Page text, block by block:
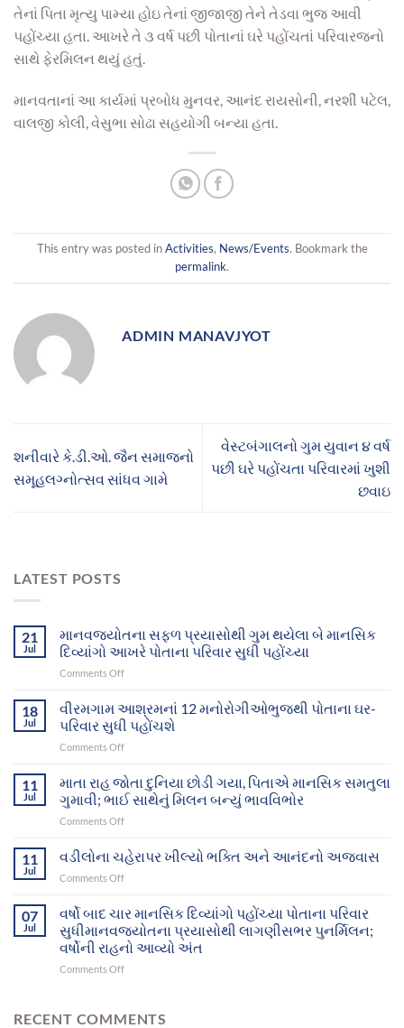
તેનાં પિતા મૃત્યુ પામ્યા હોઇ તેનાં જીજાજી તેને તેડવા ભુજ આવી
પહોંચ્યા હતા. આખરે તે ૩ વર્ષ પછી પોતાનાં ઘરે પહોંચતાં પરિવારજનો
સાથે ફેરમિલન થયું હતું.
માનવતાનાં આ કાર્યમાં પ્રબોધ મુનવર, આનંદ રાયસોની, નરશીં પટેલ,
વાલજી કોલી, વેસુભા સોઢા સહયોગી બન્યા હતા.
This entry was posted inActivities, News/Events. Bookmark the
permalink.
ADMIN MANAVJYOT
શનીવારે કે.ડી.ઓ. જૈન સમાજનો
સમૂહલગ્નોત્સવ સાંધવ ગામે
વેસ્ટબંગાલનો ગુમ યુવાન ૪ વર્ષ
પછી ઘરે પહોંચતા પરિવારમાં ખુશી
છવાઇ
LATEST POSTS
21
Jul
માનવજ્યોતના સફળ પ્રયાસોથી ગુમ થયેલા બે માનસિક
દિવ્યાંગો આખરે પોતાના પરિવાર સુધી પહોંચ્યા
Comments Offon
પ્રયાસોથી
ગુમ
થયેલા
માનસિક
દિવ્યાંગો
સુધી
18
Jul
વીરમગામ આશ્રમનાં 12 મનોરોગીઓભુજથી પોતાના ઘર-
પરિવાર સુધી પહોંચશે
Comments Offon
આશ્રમનાં
12
મનોરોગીઓભુજથી
પોતાના
પરિવાર
સુધી
11
Jul
માતા રાહ જોતા દુનિયા છોડી ગયા, પિતાએ માનસિક સમતુલા
ગુમાવી; ભાઈ સાથેનું મિલન બન્યું ભાવવિભોર
Comments Offon
રાહ
જોતા
દુનિયા
ગયા,
પિતાએ
માનસિક
મિલન
11
Jul
વડીલોના ચહેરાપર ખીલ્યો ભક્તિ અને આનંદનો અજવાસ
Comments Offon
ખીલ્યો
ભક્તિ
અને
આનંદનો
07
Jul
વર્ષો બાદ ચાર માનસિક દિવ્યાંગો પહોંચ્યા પોતાના પરિવાર
સુધીમાનવજ્યોતના પ્રયાસોથી લાગણીસભર પુનર્મિલન;
વર્ષોની રાહનો આવ્યો અંત
Comments Offon
ચાર
RECENT COMMENTS